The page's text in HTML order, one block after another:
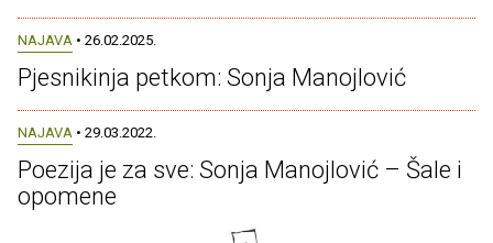
NAJAVA • 26.02.2025.
Pjesnikinja petkom: Sonja Manojlović
NAJAVA • 29.03.2022.
Poezija je za sve: Sonja Manojlović – Šale i
opomene